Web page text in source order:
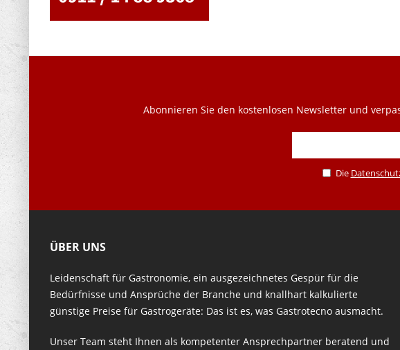
Abonnieren Sie den kostenlosen Newsletter und
Die
ÜBER UNS
Leidenschaft für Gastronomie, ein ausgezeichnetes Gespür für die
Bedürfnisse und Ansprüche der Branche und knallhart kalkulierte
günstige Preise für Gastrogeräte: Das ist es, was Gastrotecno ausmacht.
Unser Team steht Ihnen als kompetenter Ansprechpartner beratend und